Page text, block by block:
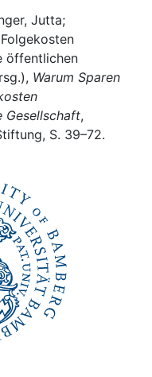
Jutta;
öffentlichen
Warum Sparen
Gesellschaft,
S. 39–72.